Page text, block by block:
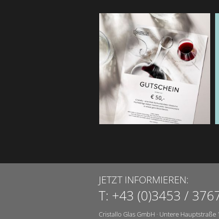
JETZT INFORMIEREN:
T: +43 (0)3453 /
Cristallo Glas GmbH · Untere Hauptstraße